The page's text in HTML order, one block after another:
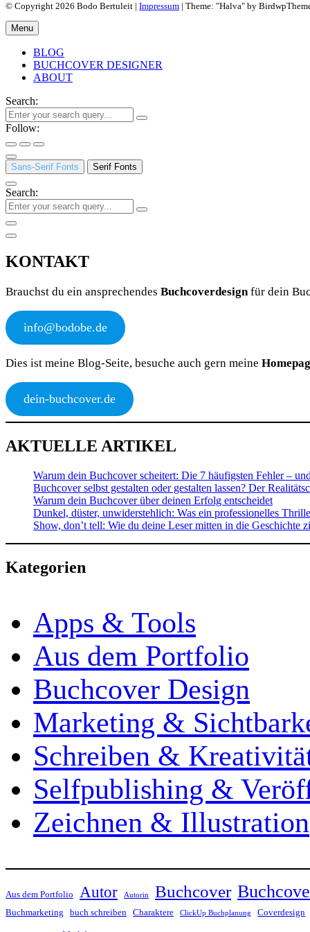
© Copyright 2026 Bodo Bertuleit | Impressum | Theme: "Halva" by
Menu
BLOG
BUCHCOVER DESIGNER
ABOUT
Search:
Follow:
Sans-Serif Fonts Serif Fonts
Search:
KONTAKT
Brauchst du ein ansprechendes Buchcoverdesignfür dein
info@bodobe.de
Dies ist meine Blog-Seite, besuche auch gern meine
dein-buchcover.de
AKTUELLE ARTIKEL
Warum dein Buchcover scheitert: Die 7 häufigsten Fehler –
Buchcover selbst gestalten oder gestalten lassen? Der
Warum dein Buchcover über deinen Erfolg entscheidet
Dunkel, düster, unwiderstehlich: Was ein professionelles
Show, don’t tell: Wie du deine Leser mitten in die Geschichte
Kategorien
Apps & Tools
Aus dem Portfolio
Buchcover Design
Marketing &
Schreiben &
Selfpublishing &
Zeichnen & Illustration
Aus dem Portfolio Autor Autorin Buchcover
Buchmarketing buch schreiben Charaktere ClickUp Buchplanung Coverdesign